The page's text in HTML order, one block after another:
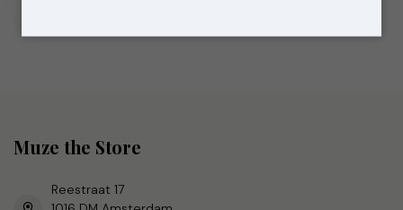
Muze the Store
Reestraat 17